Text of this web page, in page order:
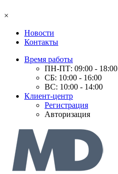
×
Новости
Контакты
Время работы
ПН-ПТ: 09:00 - 18:00
СБ: 10:00 - 16:00
ВС: 10:00 - 14:00
Клиент-центр
Регистрация
Авторизация